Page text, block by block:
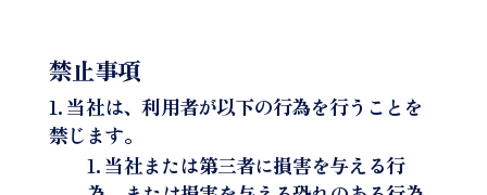
禁止事項
当社は、利用者が以下の行為を行うことを
禁じます。
当社または第三者に損害を与える行